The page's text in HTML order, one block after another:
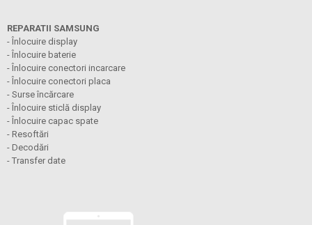
REPARATII SAMSUNG
- Înlocuire display
- Înlocuire baterie
- Înlocuire conectori incarcare
- Înlocuire conectori placa
- Surse încărcare
- Înlocuire sticlă display
- Înlocuire capac spate
- Resoftări
- Decodări
- Transfer date